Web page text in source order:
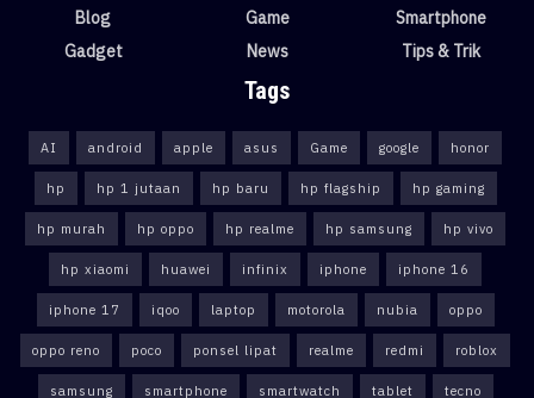
Blog
Gadget
Game
News
Smartphone
Tips & Trik
Tags
AI android apple asus Game google honor
hp hp 1 jutaan hp baru hp flagship hp gaming
hp murah hp oppo hp realme hp samsung hp vivo
hp xiaomi huawei infinix iphone iphone 16
iphone 17 iqoo laptop motorola nubia oppo
oppo reno poco ponsel lipat realme redmi roblox
samsung smartphone smartwatch tablet tecno